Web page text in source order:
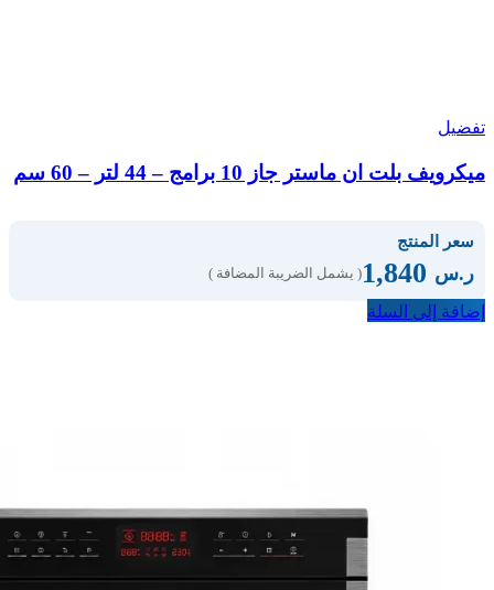
تفضيل
ميكرويف بلت ان ماستر جاز 10 برامج – 44 لتر – 60 سم
سعر المنتج
ر.س ( يشمل الضريبة المضافة )
إضافة إلى السلة